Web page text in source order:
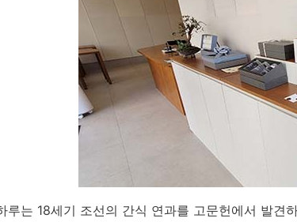
루는 18세기 조선의 간식 연과를 고문헌에서 발견